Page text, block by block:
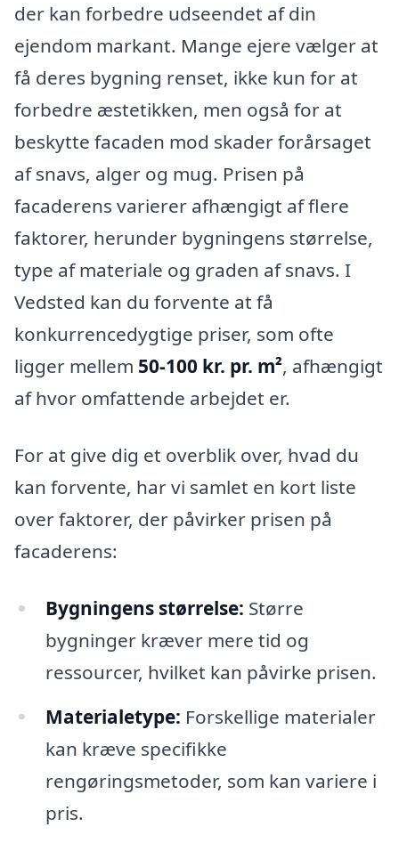
der kan forbedre udseendet af din
ejendom markant. Mange ejere vælger at
få deres bygning renset, ikke kun for at
forbedre æstetikken, men også for at
beskytte facaden mod skader forårsaget
af snavs, alger og mug. Prisen på
facaderens varierer afhængigt af flere
faktorer, herunder bygningens størrelse,
type af materiale og graden af snavs. I
Vedsted kan du forvente at få
konkurrencedygtige priser, som ofte
ligger mellem 50-100 kr. pr. m², afhængigt
af hvor omfattende arbejdet er.
For at give dig et overblik over, hvad du
kan forvente, har vi samlet en kort liste
over faktorer, der påvirker prisen på
facaderens:
Bygningens størrelse: Større
bygninger kræver mere tid og
ressourcer, hvilket kan påvirke prisen.
Materialetype: Forskellige materialer
kan kræve specifikke
rengøringsmetoder, som kan variere i
pris.